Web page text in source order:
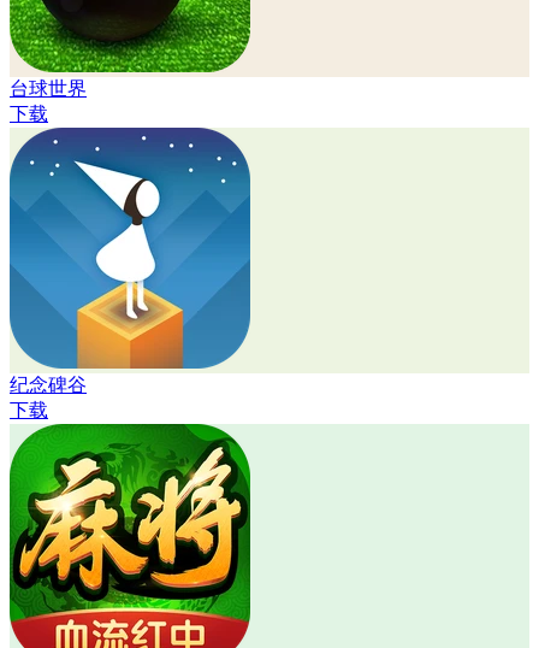
台球世界
下载
纪念碑谷
下载